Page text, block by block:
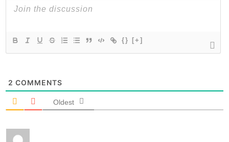
{} [+]
2 COMMENTS
Oldest